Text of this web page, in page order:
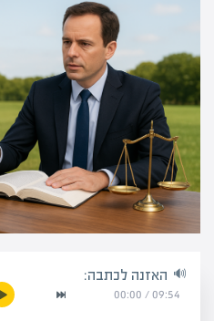
האזנה לכתבה:
09:54
/
00:00